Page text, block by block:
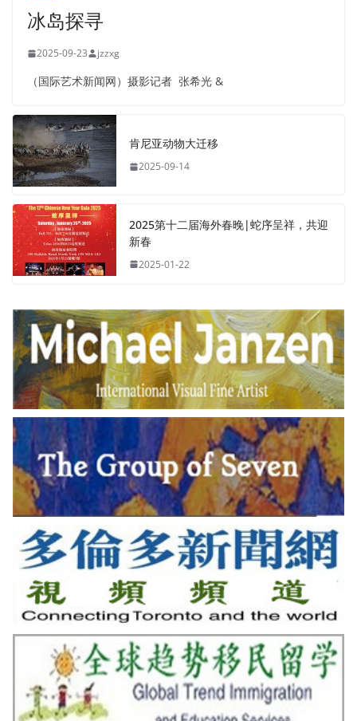
冰岛探寻
2025-09-23 jzzxg
（国际艺术新闻网）摄影记者 张希光 &
肯尼亚动物大迁移
2025-09-14
2025第十二届海外春晚|蛇序呈祥，共迎
新春
2025-01-22